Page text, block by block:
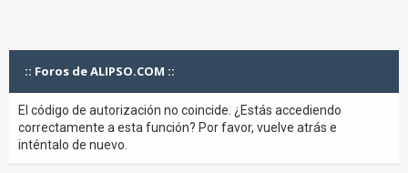
:: Foros de ALIPSO.COM ::
El código de autorización no coincide. ¿Estás accediendo
correctamente a esta función? Por favor, vuelve atrás e
inténtalo de nuevo.